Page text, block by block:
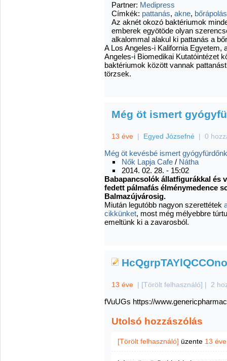
Partner: Medipress
Címkék: pattanás, akne, bőrápolás
Az aknét okozó baktériumok
emberek egyötöde olyan
alkalommal alakul ki pattanás a
A Los Angeles-i Kalifornia Egyetem,
Angeles-i Biomedikai Kutatóintézet
baktériumok között vannak
törzsek.
Még öt ismert
13 éve | Egyed Józsefné | 0
Még öt kevésbé ismert gyógyfürdőnk
Nők Lapja Cafe / Nátha
2014. 02. 28. - 15:02
Babapancsolók állatfigurákkal és
fedett pálmafás élménymedence
Balmazújvárosig.
Miután legutóbb nagyon szerettétek
cikkünket, most még mélyebbre
emeltünk ki a zavarosból.
13 éve | [Törölt felhasználó] | 2
fVuUGs https://
Utolsó hozzászólás
[Törölt felhasználó] üzente 13 éve